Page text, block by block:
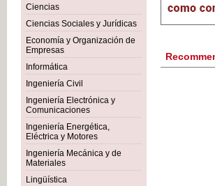
Ciencias
Ciencias Sociales y Jurídicas
Economía y Organización de
Empresas
Informática
Ingeniería Civil
Ingeniería Electrónica y
Comunicaciones
Ingeniería Energética,
Eléctrica y Motores
Ingeniería Mecánica y de
Materiales
Lingüística